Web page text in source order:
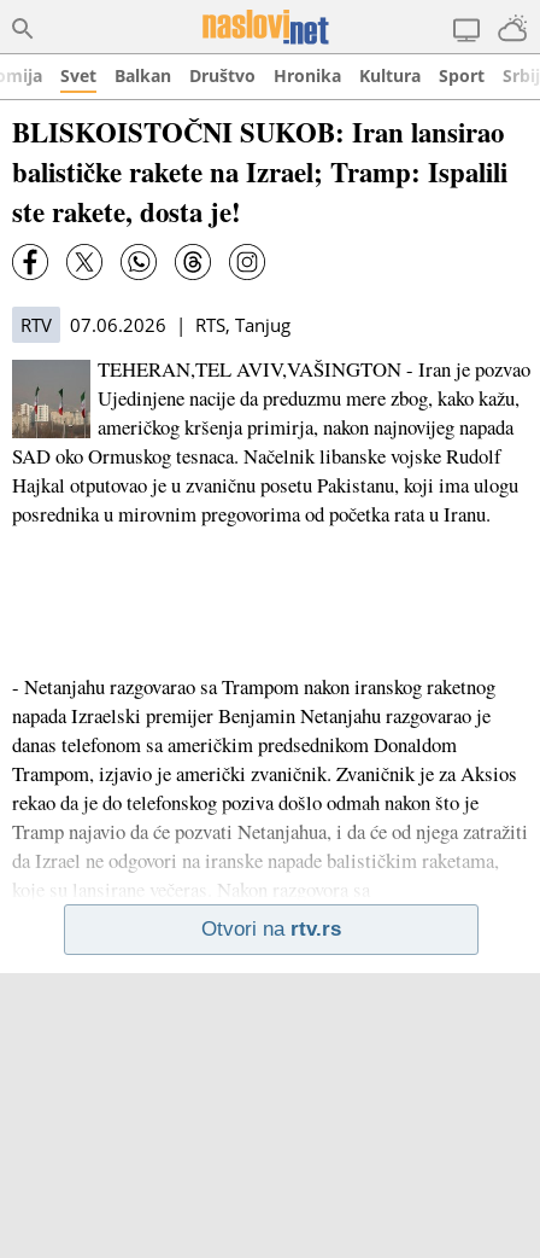
Svet Balkan Društvo Hronika Kultura Sport
BLISKOISTOČNI SUKOB: Iran lansirao
balističke rakete na Izrael; Tramp: Ispalili
ste rakete, dosta je!
RTV 07.06.2026 | RTS, Tanjug
TEHERAN,TEL AVIV,VAŠINGTON - Iran je pozvao
Ujedinjene nacije da preduzmu mere zbog, kako kažu,
američkog kršenja primirja, nakon najnovijeg napada
SAD oko Ormuskog tesnaca. Načelnik libanske vojske Rudolf
Hajkal otputovao je u zvaničnu posetu Pakistanu, koji ima ulogu
posrednika u mirovnim pregovorima od početka rata u Iranu.
- Netanjahu razgovarao sa Trampom nakon iranskog raketnog
napada Izraelski premijer Benjamin Netanjahu razgovarao je
danas telefonom sa američkim predsednikom Donaldom
Trampom, izjavio je američki zvaničnik. Zvaničnik je za Aksios
rekao da je do telefonskog poziva došlo odmah nakon što je
Tramp najavio da će pozvati Netanjahua, i da će od njega zatražiti
da Izrael ne odgovori na iranske napade balističkim raketama,
koje su lansirane večeras. Nakon razgovora sa
Otvori na rtv.rs